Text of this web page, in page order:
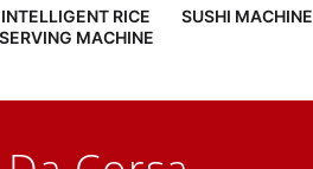
INTELLIGENT RICE
SERVING MACHINE
SUSHI MACHINE